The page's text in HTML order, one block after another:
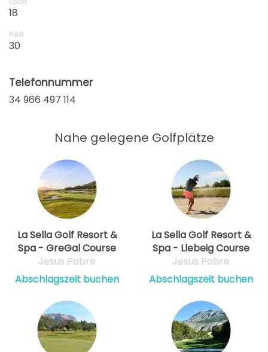
18
PAR
30
Telefonnummer
34 966 497 114
Nahe gelegene Golfplätze
La Sella Golf Resort &
Spa - GreGal Course
Jesus Pobre
Abschlagszeit buchen
La Sella Golf Resort &
Spa - Llebeig Course
Jesus Pobre
Abschlagszeit buchen